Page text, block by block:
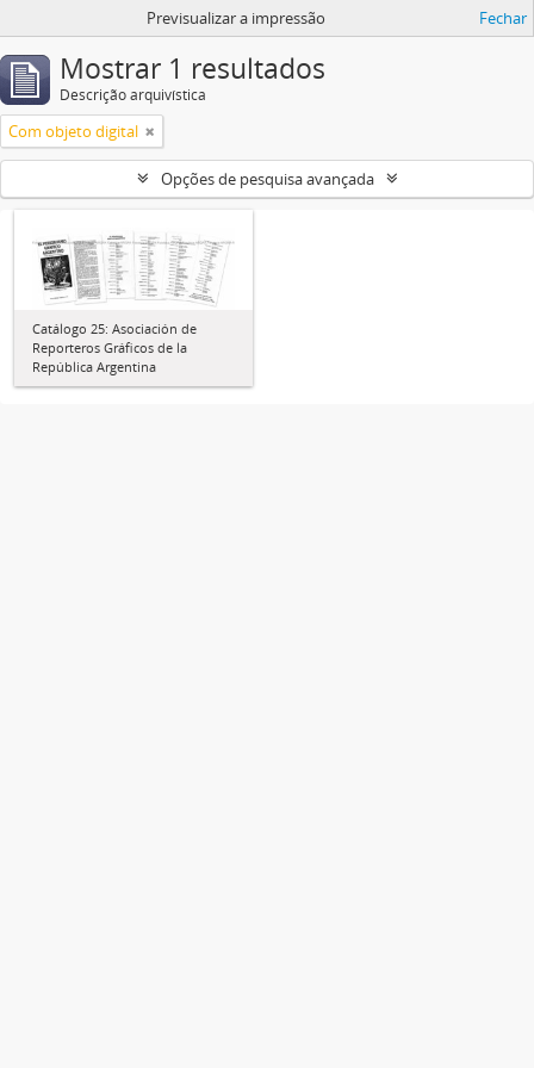
Previsualizar a impressão Fechar
Mostrar 1 resultados
Descrição arquivística
Com objeto digital
Opções de pesquisa avançada
Catálogo 25: Asociación de
Reporteros Gráficos de la
República Argentina